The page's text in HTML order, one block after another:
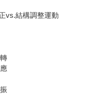
vs.結構調整運動